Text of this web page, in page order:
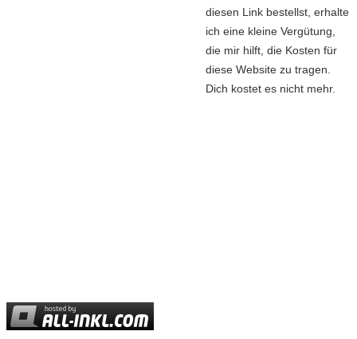
diesen Link bestellst, erhalte
ich eine kleine Vergütung,
die mir hilft, die Kosten für
diese Website zu tragen.
Dich kostet es nicht mehr.